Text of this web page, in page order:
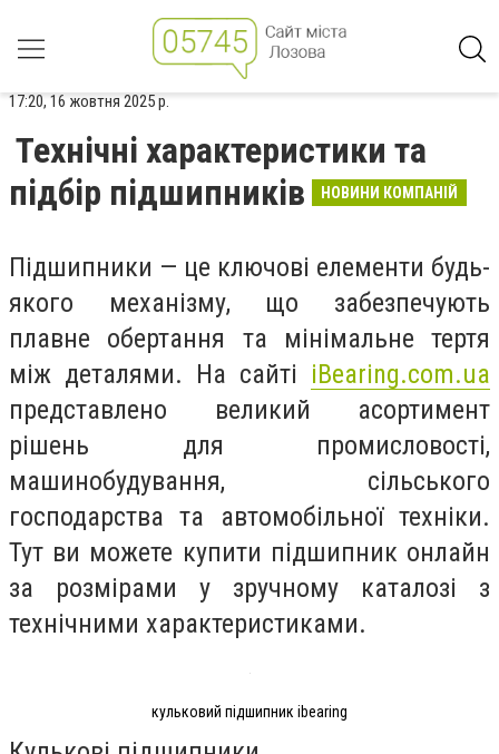
17:20, 16 жовтня 2025 р.
Технічні характеристики та
підбір підшипників
НОВИНИ КОМПАНІЙ
Підшипники — це ключові елементи будь-
якого механізму, що забезпечують
плавне обертання та мінімальне тертя
між деталями. На сайті iBearing.com.ua
представлено великий асортимент
рішень для промисловості,
машинобудування, сільського
господарства та автомобільної техніки.
Тут ви можете купити підшипник онлайн
за розмірами у зручному каталозі з
технічними характеристиками.
кульковий підшипник ibearing